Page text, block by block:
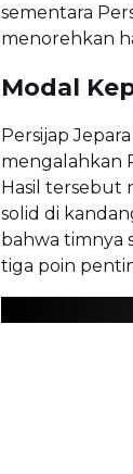
sementara
menorehkan
Modal
Persijap
mengalahkan
Hasil tersebut
solid di
bahwa timnya
tiga poin